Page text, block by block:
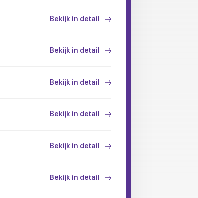
Bekijk in detail
Bekijk in detail
Bekijk in detail
Bekijk in detail
Bekijk in detail
Bekijk in detail